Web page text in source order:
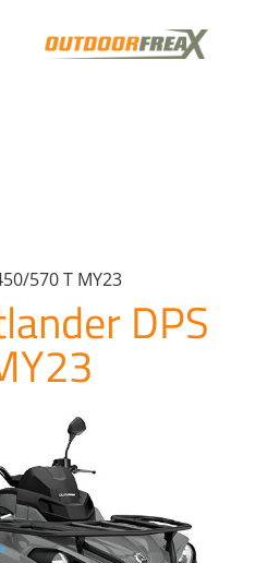
570 T MY23
DPS